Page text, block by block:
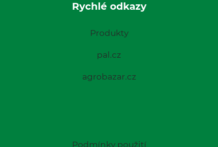
Rychlé odkazy
Produkty
pal.cz
agrobazar.cz
Podmínky použití